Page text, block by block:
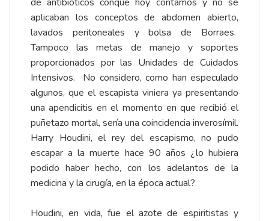
aplicaban los conceptos de abdomen abierto,
lavados peritoneales y bolsa de Borraes.
Tampoco las metas de manejo y soportes
proporcionados por las Unidades de Cuidados
Intensivos. No considero, como han especulado
algunos, que el escapista viniera ya presentando
una apendicitis en el momento en que recibió el
puñetazo mortal, sería una coincidencia inverosímil.
Harry Houdini, el rey del escapismo, no pudo
escapar a la muerte hace 90 años ¿lo hubiera
podido haber hecho, con los adelantos de la
medicina y la cirugía, en la época actual?
Houdini, en vida, fue el azote de espiritistas y